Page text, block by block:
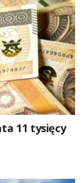
11 tysięcy